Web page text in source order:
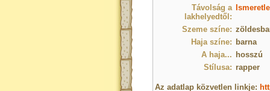
Távolság a
lakhelyedtől:
Szeme színe:
Haja színe: barna
A haja... hosszú
Stílusa: rapper
Az adatlap közvetlen linkje: